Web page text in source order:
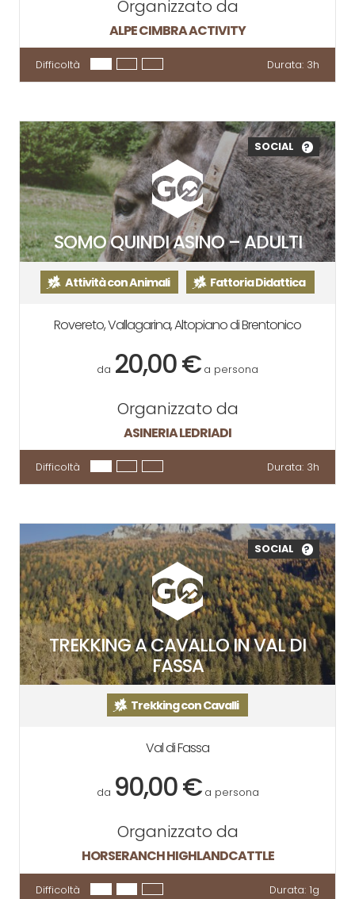
Organizzato da
ALPE CIMBRA ACTIVITY
Difficoltà Durata: 3h
SOMO QUINDI ASINO – ADULTI
SOCIAL ?
Attività con Animali Fattoria Didattica
Rovereto, Vallagarina, Altopiano di Brentonico
da 20,00 € a persona
Organizzato da
ASINERIA LEDRIADI
Difficoltà Durata: 3h
TREKKING A CAVALLO IN VAL DI
FASSA
SOCIAL ?
Trekking con Cavalli
Val di Fassa
da 90,00 € a persona
Organizzato da
HORSERANCH HIGHLANDCATTLE
Difficoltà Durata: 1g